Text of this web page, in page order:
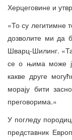
Херцеговине и
«То су легитимне
дозволите ми да
Шварц-Шилинг.
се о њима може
какве друге
морају бити
преговорима.»
У погледу
представник